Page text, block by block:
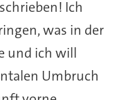
Ich
was in der
und ich will
Umbruch